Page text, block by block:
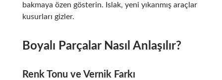
bakmaya özen gösterin. Islak, yeni yıkanmış araçlar
kusurları gizler.
Boyalı Parçalar Nasıl Anlaşılır?
Renk Tonu ve Vernik Farkı